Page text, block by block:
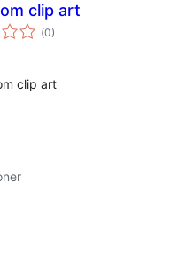
clip art
(Totalt
antal
0)
clip art